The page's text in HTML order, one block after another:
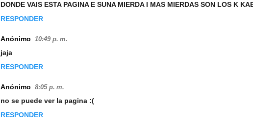
DONDE VAIS ESTA PAGINA E SUNA MIERDA I MAS MIERDAS SON LOS K
RESPONDER
Anónimo 10:49 p. m.
jaja
RESPONDER
Anónimo 8:05 p. m.
no se puede ver la pagina :(
RESPONDER